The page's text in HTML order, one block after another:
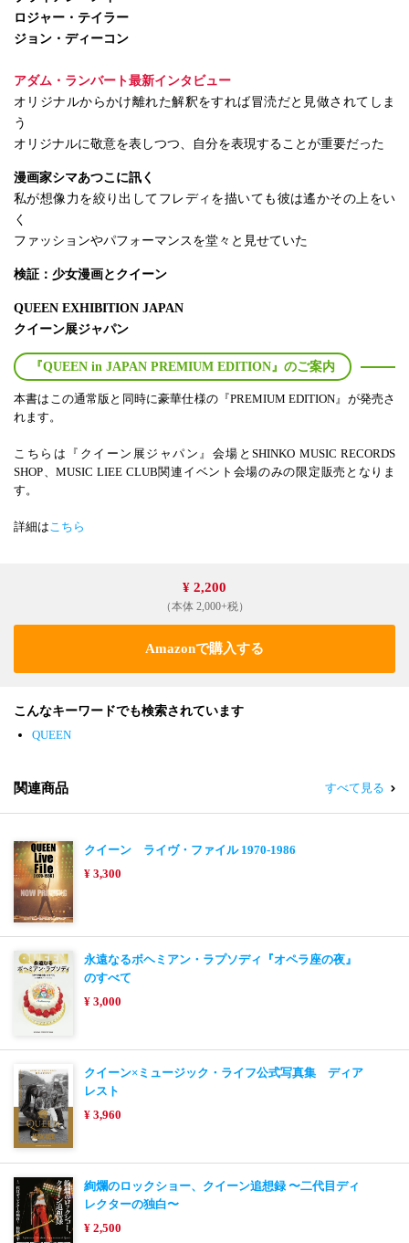
ロジャー・テイラー
ジョン・ディーコン
アダム・ランバート最新インタビュー
オリジナルからかけ離れた解釈をすれば冒涜だと見做されてしま
う
オリジナルに敬意を表しつつ、自分を表現することが重要だった
漫画家シマあつこに訊く
私が想像力を絞り出してフレディを描いても彼は遙かその上をい
く
ファッションやパフォーマンスを堂々と見せていた
検証：少女漫画とクイーン
QUEEN EXHIBITION JAPAN
クイーン展ジャパン
『QUEEN in JAPAN PREMIUM EDITION』のご案内
本書はこの通常版と同時に豪華仕様の『PREMIUM EDITION』が発売さ
れます。
こちらは『クイーン展ジャパン』会場とSHINKO MUSIC RECORDS
SHOP、MUSIC LIEE CLUB関連イベント会場のみの限定販売となりま
す。
詳細はこちら
¥ 2,200
（本体 2,000+税）
Amazonで購入する
こんなキーワードでも検索されています
QUEEN
関連商品 すべて見る
クイーン ライヴ・ファイル 1970-1986
¥ 3,300
永遠なるボヘミアン・ラプソディ『オペラ座の夜』
のすべて
¥ 3,000
クイーン×ミュージック・ライフ公式写真集 ディア
レスト
¥ 3,960
絢爛のロックショー、クイーン追想録 〜二代目ディ
レクターの独白〜
¥ 2,500